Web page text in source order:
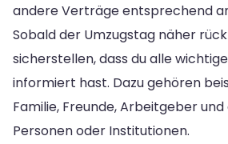
andere Verträge entsprechend
Sobald der Umzugstag näher
sicherstellen, dass du alle
informiert hast. Dazu gehören
Familie, Freunde, Arbeitgeber
Personen oder Institutionen.